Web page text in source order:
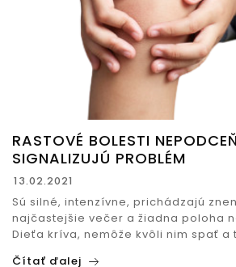
RASTOVÉ BOLESTI
SIGNALIZUJÚ PROBLÉM
13.02.2021
Sú silné, intenzívne, prichádzajú
najčastejšie večer a žiadna poloha
Dieťa kríva, nemôže kvôli nim spať a
Čítať ďalej